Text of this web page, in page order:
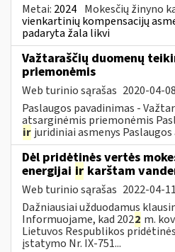
Metai: 2024 Mokesčių žinyno
vienkartinių kompensacijų
padaryta žala likvi
Važtaraščių duomenų
priemonėmis
Web turinio sąrašas 2020-04-08
Paslaugos pavadinimas -
atsarginėmis priemonėmis
ir juridiniai asmenys Paslaugos
Dėl pridėtinės vertės
energijai ir karštam
Web turinio sąrašas 2022-04-11
Dažniausiai užduodamus
Informuojame, kad 2022 m.
Lietuvos Respublikos
įstatymo Nr. IX-751...